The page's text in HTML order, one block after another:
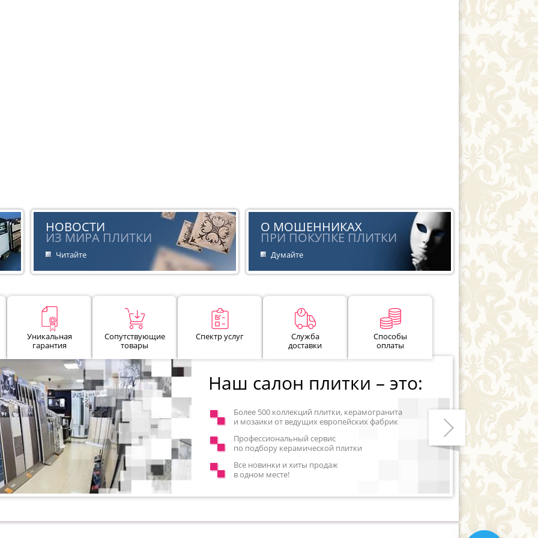
НОВОСТИ
ИЗ МИРА ПЛИТКИ
Читайте
О МОШЕННИКАХ
ПРИ ПОКУПКЕ ПЛИТКИ
Думайте
Уникальная
гарантия
Сопутствующие
товары
Спектр услуг
Служба
доставки
Способы
оплаты
Наш салон плитки – это:
Более 500 коллекций плитки, керамогранита
и мозаики от ведущих европейских фабрик
Профессиональный сервис
по подбору керамической плитки
Все новинки и хиты продаж
в одном месте!
Следующий